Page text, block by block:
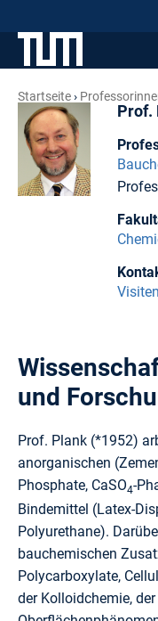
Startseite
Prof.
und
Prof. Plank (*1952)
anorganischen
Phosphate, CaSO4-
Bindemittel (Latex-
Polyurethane).
bauchemischen
Polycarboxylate,
der Kolloidchemie,